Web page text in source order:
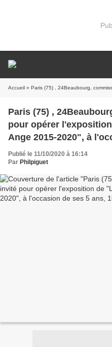
Accueil » Paris (75) , 24Beaubourg, commissaire invité pour opérer l'exposition
Paris (75) ,
pour opérer
Ange 2015-2020", à
24 octobre 2020...
Publié le 11/10/2020 à 16:14
Par Philpiguet